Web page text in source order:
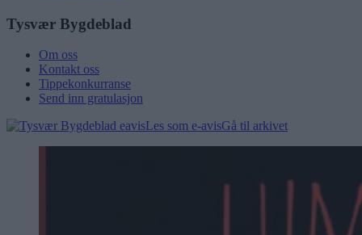
Tysvær Bygdeblad
Om oss
Kontakt oss
Tippekonkurranse
Send inn gratulasjon
Les som e-avisGå til arkivet